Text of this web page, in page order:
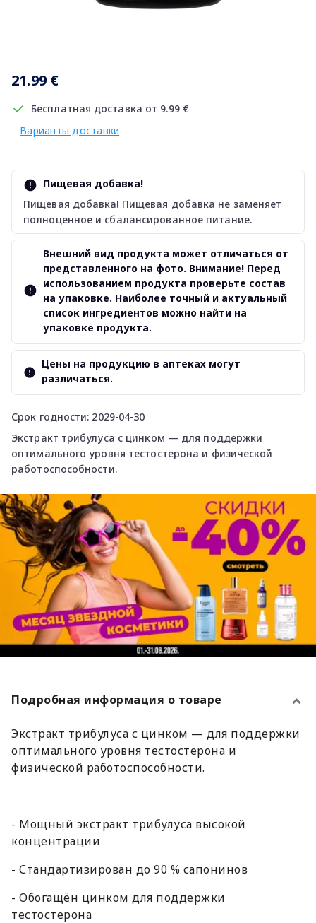
21.99 €
Бесплатная доставка от 9.99 €
Варианты доставки
Срок годности: 2029-04-30
Экстракт трибулуса с цинком — для поддержки
оптимального уровня тестостерона и физической
работоспособности.
Пищевая добавка!
Пищевая добавка! Пищевая добавка не заменяет
полноценное и сбалансированное питание.
Внешний вид продукта может отличаться от
представленного на фото. Внимание! Перед
использованием продукта проверьте состав
на упаковке. Наиболее точный и актуальный
список ингредиентов можно найти на
упаковке продукта.
Цены на продукцию в аптеках могут
различаться.
Подробная информация о товаре
Экстракт трибулуса с цинком — для поддержки
оптимального уровня тестостерона и
физической работоспособности.
- Мощный экстракт трибулуса высокой
концентрации
- Стандартизирован до 90 % сапонинов
- Обогащён цинком для поддержки
тестостерона